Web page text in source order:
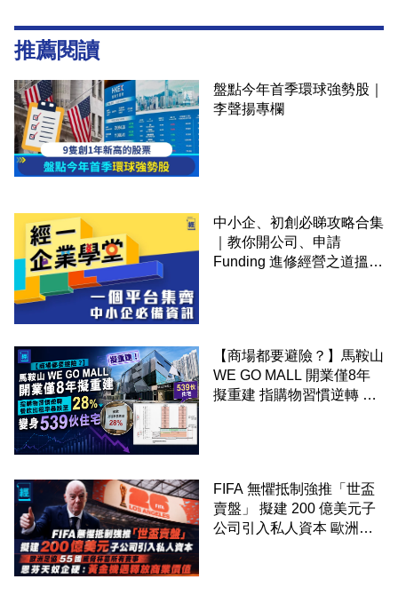
推薦閱讀
盤點今年首季環球強勢股｜
李聲揚專欄
中小企、初創必睇攻略合集
｜教你開公司、申請
Funding 進修經營之道搵大
【商場都要避險？】馬鞍山
WE GO MALL 開業僅8年
擬重建 指購物習慣逆轉 餐
FIFA 無懼抵制強推「世盃
賣盤」 擬建 200 億美元子
公司引入私人資本 歐洲足